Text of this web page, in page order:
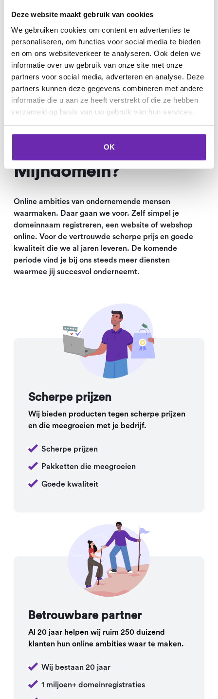
Deze website maakt gebruik van cookies
We gebruiken cookies om content en advertenties te
personaliseren, om functies voor social media te bieden
en om ons websiteverkeer te analyseren. Ook delen we
informatie over uw gebruik van onze site met onze
partners voor social media, adverteren en analyse. Deze
partners kunnen deze gegevens combineren met andere
informatie die u aan ze heeft verstrekt of die ze hebben
verzameld op basis van uw gebruik van hun services.
OK
Waarom je online
ambitie starten bij
Mijndomein?
Online ambities van ondernemende mensen
waarmaken. Daar gaan we voor. Zelf simpel je
domeinnaam registreren, een website of webshop
online. Voor de vertrouwde scherpe prijs en goede
kwaliteit die we al jaren leveren. De komende
periode vind je bij ons steeds meer diensten
waarmee jij succesvol onderneemt.
Scherpe prijzen
Wij bieden producten tegen scherpe prijzen
en die meegroeien met je bedrijf.
Scherpe prijzen
Pakketten die meegroeien
Goede kwaliteit
Betrouwbare partner
Al 20 jaar helpen wij ruim 250 duizend
klanten hun online ambities waar te maken.
Wij bestaan 20 jaar
1 miljoen+ domeinregistraties